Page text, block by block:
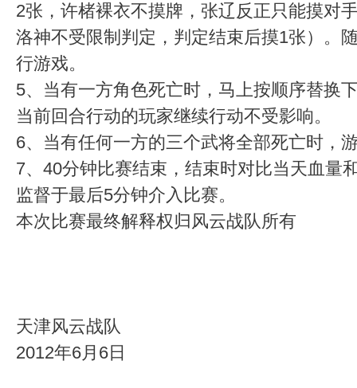
2张，许楮裸衣不摸牌，张辽反正只能摸对
洛神不受限制判定，判定结束后摸1张）。
行游戏。
5、当有一方角色死亡时，马上按顺序替换
当前回合行动的玩家继续行动不受影响。
6、当有任何一方的三个武将全部死亡时，
7、40分钟比赛结束，结束时对比当天血量
监督于最后5分钟介入比赛。
本次比赛最终解释权归风云战队所有
天津风云战队
2012年6月6日